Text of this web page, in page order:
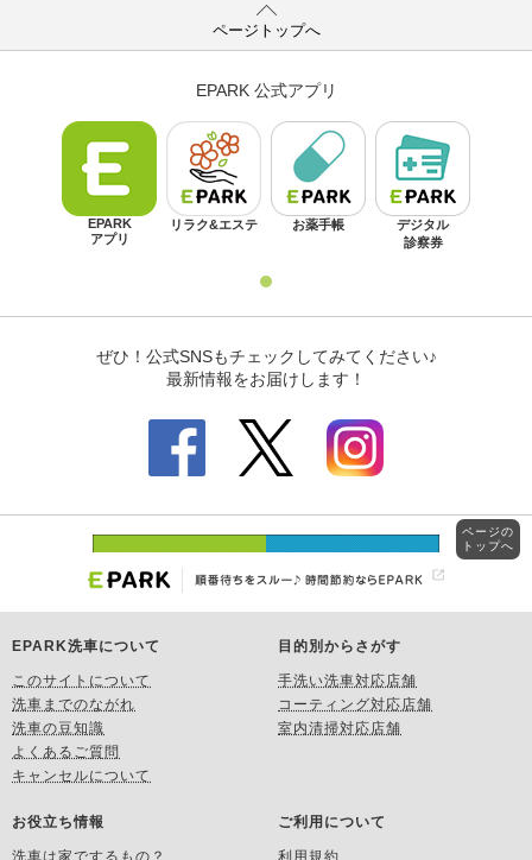
ページトップへ
EPARK洗車について
このサイトについて
洗車までのながれ
洗車の豆知識
よくあるご質問
キャンセルについて
目的別からさがす
手洗い洗車対応店舗
コーティング対応店舗
室内清掃対応店舗
お役立ち情報
洗車は家でするもの？
ご利用について
利用規約
ページの
トップへ